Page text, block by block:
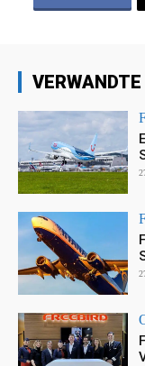
VERWANDTE